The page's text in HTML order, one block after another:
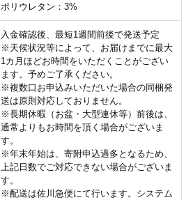
ポリウレタン：3%
入金確認後、最短1週間前後で発送予定
※天候状況等によって、お届けまでに最大
1カ月ほどお時間をいただくことがござい
ます。予めご了承ください。
※複数口お申込みいただいた場合の同梱発
送は原則対応しておりません。
※長期休暇（お盆・大型連休等）前後は、
通常よりもお時間を頂く場合がございま
す。
※年末年始は、寄附申込過多となるため、
上記日数でご対応できない場合がございま
す。
※配送は佐川急便にて行います。システム